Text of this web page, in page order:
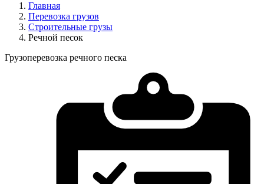
Главная
Перевозка грузов
Строительные грузы
Речной песок
Грузоперевозка речного песка